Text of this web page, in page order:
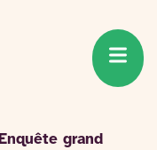
Enquête grand